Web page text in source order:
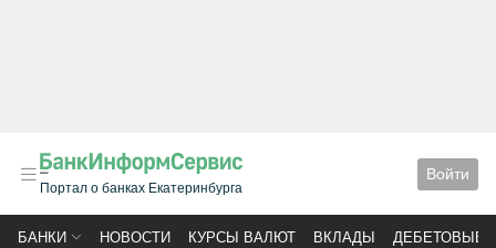
Портал о банках Екатеринбурга
Войти
БАНКИ НОВОСТИ КУРСЫ ВАЛЮТ ВКЛАДЫ ДЕБЕТОВЫЕ